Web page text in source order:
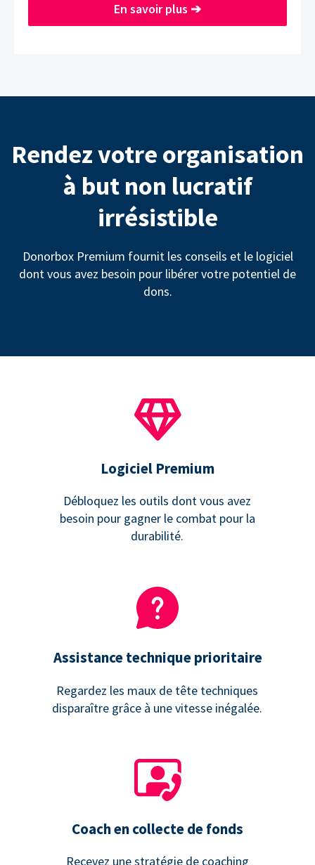
En savoir plus ➔
Rendez votre organisation
à but non lucratif
irrésistible
Donorbox Premium fournit les conseils et le logiciel
dont vous avez besoin pour libérer votre potentiel de
dons.
Logiciel Premium
Débloquez les outils dont vous avez
besoin pour gagner le combat pour la
durabilité.
Assistance technique prioritaire
Regardez les maux de tête techniques
disparaître grâce à une vitesse inégalée.
Coach en collecte de fonds
Recevez une stratégie de coaching